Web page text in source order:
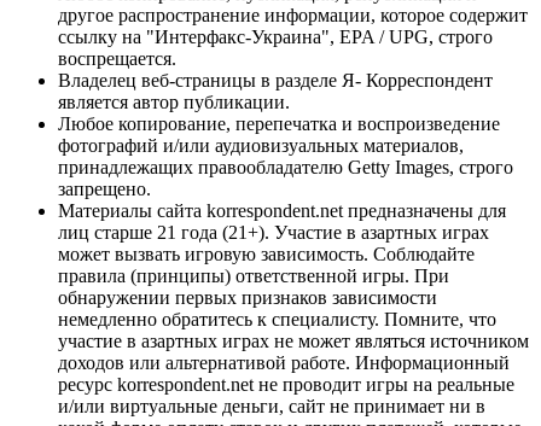
другое распространение информации, которое содержит
ссылку на "Интерфакс-Украина", EPA / UPG, строго
воспрещается.
Владелец веб-страницы в разделе Я- Корреспондент
является автор публикации.
Любое копирование, перепечатка и воспроизведение
фотографий и/или аудиовизуальных материалов,
принадлежащих правообладателю Getty Images, строго
запрещено.
Материалы сайта korrespondent.net предназначены для
лиц старше 21 года (21+). Участие в азартных играх
может вызвать игровую зависимость. Соблюдайте
правила (принципы) ответственной игры. При
обнаружении первых признаков зависимости
немедленно обратитесь к специалисту. Помните, что
участие в азартных играх не может являться источником
доходов или альтернативой работе. Информационный
ресурс korrespondent.net не проводит игры на реальные
и/или виртуальные деньги, сайт не принимает ни в